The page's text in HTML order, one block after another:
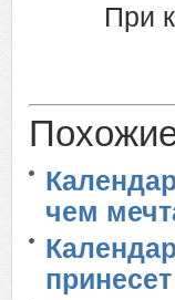
При
чем